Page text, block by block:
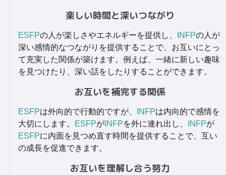
楽しい時間と深いつながり
ESFPの人が楽しさやエネルギーを提供し、 INFPの人が
深い感情的なつながりを提供することで、お互いにとっ
て充実した関係が築けます。例えば、一緒に新しい趣味
を見つけたり、深い話をしたりすることができます。
お互いを補完する関係
ESFPは外向的で行動的ですが、 INFPは内向的で感情を
大切にします。
ESFPが INFPを外に連れ出し、 INFPが
ESFPに内面を見つめ直す時間を提供することで、互い
の成長を促進できます。
お互いを理解し合う努力